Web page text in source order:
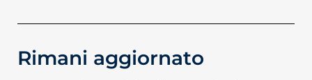
Rimani aggiornato